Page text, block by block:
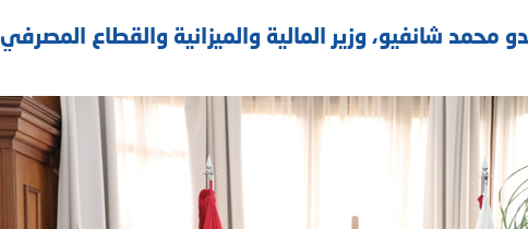
محمد شانفيو، وزير المالية والميزانية والقطاع المصرفي